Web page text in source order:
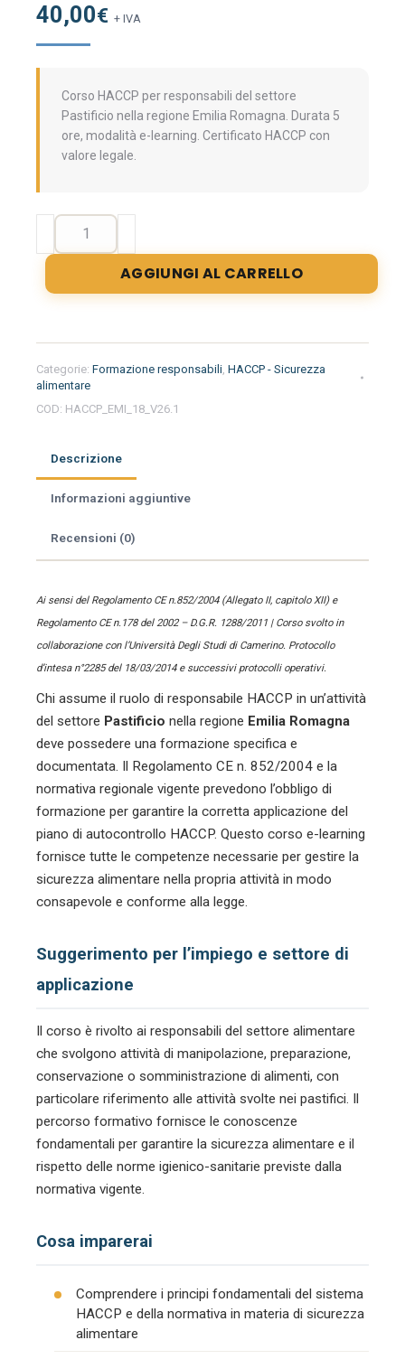
40,00€ + IVA
Corso HACCP per responsabili del settore
Pastificio nella regione Emilia Romagna. Durata 5
ore, modalità e-learning. Certificato HACCP con
valore legale.
Formazione
per
responsabili
alimentare
nella
regione
Emilia
Pastificio
quantità
AGGIUNGI AL CARRELLO
Categorie: Formazione responsabili, HACCP - Sicurezza
alimentare
COD: HACCP_EMI_18_V26.1
Descrizione
Informazioni aggiuntive
Recensioni (0)
Ai sensi del Regolamento CE n.852/2004 (Allegato II, capitolo XII) e
Regolamento CE n.178 del 2002 – D.G.R. 1288/2011 | Corso svolto in
collaborazione con l’Università Degli Studi di Camerino. Protocollo
d’intesa n°2285 del 18/03/2014 e successivi protocolli operativi.
Chi assume il ruolo di responsabile HACCP in un’attività
del settore Pastificio nella regione Emilia Romagna
deve possedere una formazione specifica e
documentata. Il Regolamento CE n. 852/2004 e la
normativa regionale vigente prevedono l’obbligo di
formazione per garantire la corretta applicazione del
piano di autocontrollo HACCP. Questo corso e-learning
fornisce tutte le competenze necessarie per gestire la
sicurezza alimentare nella propria attività in modo
consapevole e conforme alla legge.
Suggerimento per l’impiego e settore di
applicazione
Il corso è rivolto ai responsabili del settore alimentare
che svolgono attività di manipolazione, preparazione,
conservazione o somministrazione di alimenti, con
particolare riferimento alle attività svolte nei pastifici. Il
percorso formativo fornisce le conoscenze
fondamentali per garantire la sicurezza alimentare e il
rispetto delle norme igienico-sanitarie previste dalla
normativa vigente.
Cosa imparerai
Comprendere i principi fondamentali del sistema
HACCP e della normativa in materia di sicurezza
alimentare